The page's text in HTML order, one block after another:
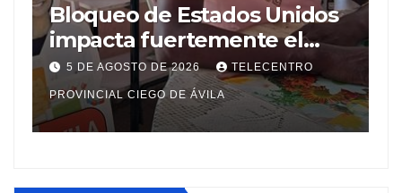
Bloqueo de Estados Unidos
impacta fuertemente el
acceso a medicamentos
esenciales
5 DE AGOSTO DE 2026 TELECENTRO
PROVINCIAL CIEGO DE ÁVILA